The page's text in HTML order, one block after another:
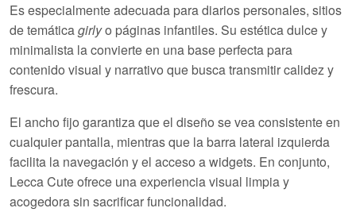
Es especialmente adecuada paradiarios personales, sitios
de temáticagirlyo páginas infantiles. Su estética dulce y
minimalista la convierte en una base perfecta para
contenido visual y narrativo que busca transmitir calidez y
frescura.
El ancho fijo garantiza que el diseño se vea consistente en
cualquier pantalla, mientras que la barra lateral izquierda
facilita la navegación y el acceso a widgets. En conjunto,
Lecca Cuteofrece una experiencia visual limpia y
acogedora sin sacrificar funcionalidad.